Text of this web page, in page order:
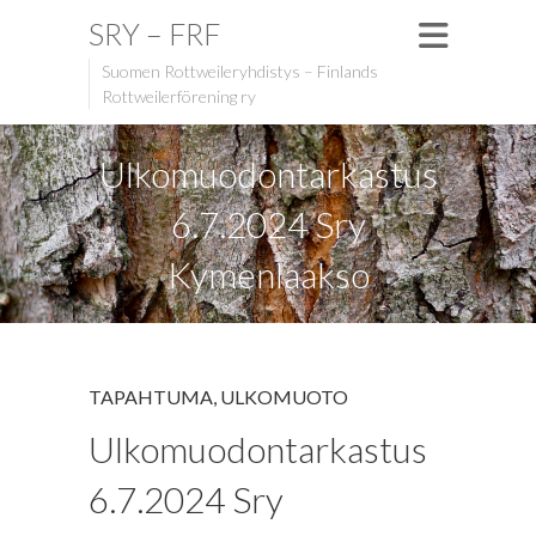
SRY – FRF
Suomen Rottweileryhdistys – Finlands
Rottweilerförening ry
Ulkomuodontarkastus
6.7.2024 Sry
Kymenlaakso
TAPAHTUMA, ULKOMUOTO
Ulkomuodontarkastus
6.7.2024 Sry